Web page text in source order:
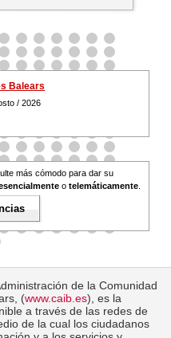
Balears
/ 2026
más cómodo para dar su
o telemáticamente
de la Comunidad
(www.caib.es), es la
a través de las redes de
de la cual los ciudadanos